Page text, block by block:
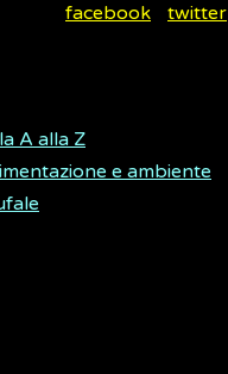
facebook twitter
A alla Z
e ambiente